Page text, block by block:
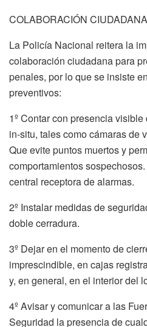
COLABORACIÓN CIUDADANA
La Policía Nacional reitera la
colaboración ciudadana para
penales, por lo que se insiste
preventivos:
1º Contar con presencia
in-situ, tales como cámaras de
Que evite puntos muertos y
comportamientos
central receptora de alarmas.
2º Instalar medidas de
doble cerradura.
3º Dejar en el momento de
imprescindible, en cajas
y, en general, en el interior del
4º Avisar y comunicar a las
Seguridad la presencia de